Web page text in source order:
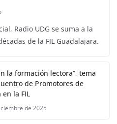
Radio UDG se suma a la
de la FIL Guadalajara.
la formación lectora”, tema
de Promotores de
la FIL
de 2025